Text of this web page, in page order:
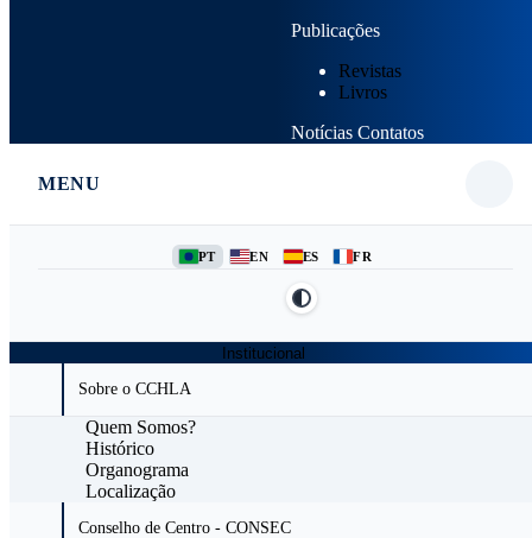
Publicações
Revistas
Livros
Notícias Contatos
MENU
PT EN ES FR
Institucional
Sobre o CCHLA
Quem Somos?
Histórico
Organograma
Localização
Conselho de Centro - CONSEC